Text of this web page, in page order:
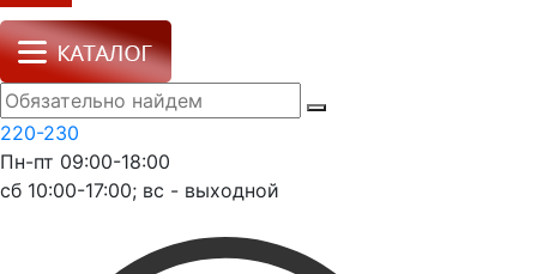
220-230
Пн-пт 09:00-18:00
сб 10:00-17:00; вс - выходной